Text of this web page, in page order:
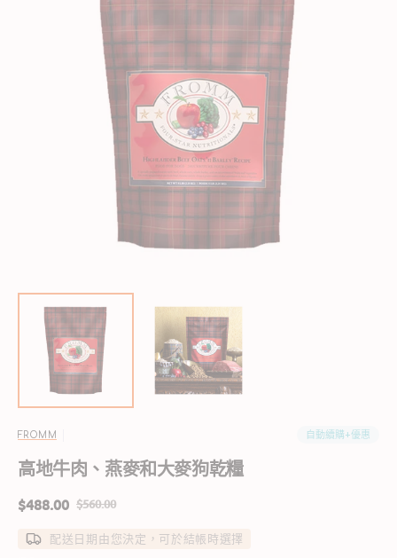
開
啟
圖
庫
檢
媒
體
檔
案
FROMM 自動續購+優惠
高地牛肉、燕麥和大麥狗乾糧
售
價
$488.00
定
價
$560.00
配送日期由您決定，可於結帳時選擇